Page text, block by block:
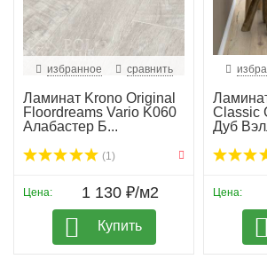
избранное сравнить
Ламинат Krono Original
Floordreams Vario K060
Алабастер Б...
(1)
Цена: 1 130 ₽/м2
Купить
Classic
Дуб
Цена: